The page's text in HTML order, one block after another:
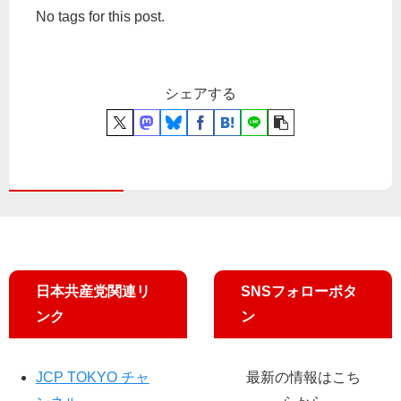
No tags for this post.
シェアする
日本共産党関連リ
ンク
JCP TOKYO チャ
SNSフォローボタ
ン
最新の情報はこち